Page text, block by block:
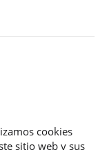
cookies
sitio web y sus